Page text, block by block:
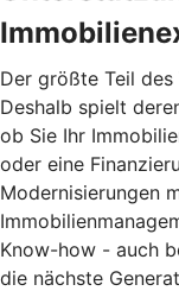
Der größte Teil
Deshalb spielt
ob Sie Ihr
oder eine
Modernisierungen
Know-how - auch
die nächste